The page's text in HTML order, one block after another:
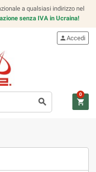
a qualsiasi indirizzo nel
senza IVA in Ucraina!
search
personAccedi
shopping_cart
0